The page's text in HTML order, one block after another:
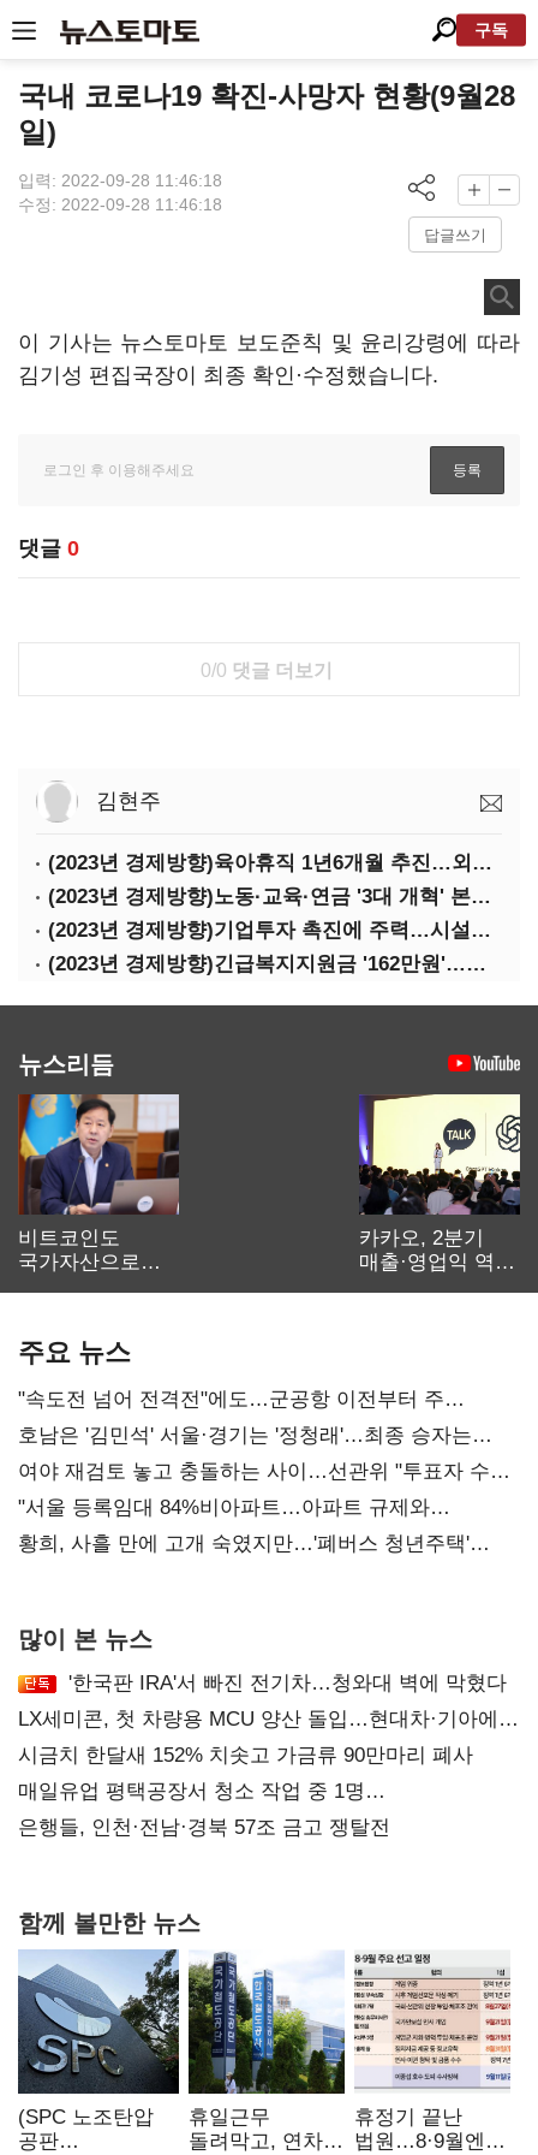
구독
국내 코로나19 확진-사망자 현황(9월28
일)
입력: 2022-09-28 11:46:18
수정: 2022-09-28 11:46:18
답글쓰기
이 기사는 뉴스토마토 보도준칙 및 윤리강령에 따라
김기성 편집국장이 최종 확인·수정했습니다.
댓글 0
0/0 댓글 더보기
김현주
(2023년 경제방향)육아휴직 1년6개월 추진…외국인력 비자 쿼터 11만명 확대
(2023년 경제방향)노동·교육·연금 '3대 개혁' 본격화…상반기엔 근로시간 개편
(2023년 경제방향)기업투자 촉진에 주력…시설투자 '50조' 지원·공제율 10%↑
(2023년 경제방향)긴급복지지원금 '162만원'…기초연금 1만4000원·장애수당 2만원↑
뉴스리듬
비트코인도
국가자산으로…'
카카오, 2분기
매출·영업익 역대
주요 뉴스
"속도전 넘어 전격전"에도…군공항 이전부터 주
52시간까지 '뇌관'
호남은 '김민석' 서울·경기는 '정청래'…최종 승자는
'안갯속'
여야 재검토 놓고 충돌하는 사이…선관위 "투표자 수
오차 당연"
"서울 등록임대 84%비아파트…아파트 규제와
달리해야"
황희, 사흘 만에 고개 숙였지만…'폐버스 청년주택'
많이 본 뉴스
'한국판 IRA'서 빠진 전기차…청와대 벽에 막혔다
LX세미콘, 첫 차량용 MCU 양산 돌입…현대차·기아에
공급
시금치 한달새 152% 치솟고 가금류 90만마리 폐사
매일유업 평택공장서 청소 작업 중 1명
사망…"안전관리체계 재점검"
은행들, 인천·전남·경북 57조 금고 쟁탈전
함께 볼만한 뉴스
(SPC 노조탄압
공판
휴일근무
돌려막고, 연차도
휴정기 끝난
법원…8·9월엔